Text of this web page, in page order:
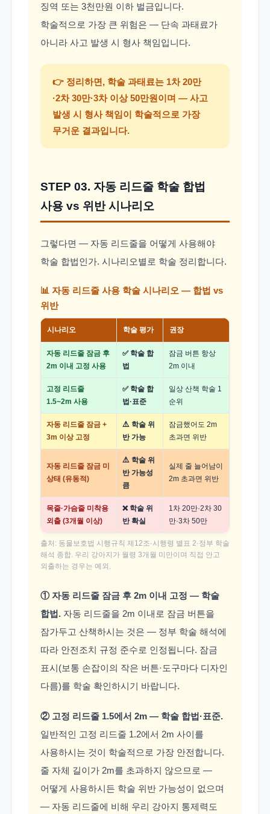
징역 또는 3천만원 이하 벌금입니다.
학술적으로 가장 큰 위험은 — 단속 과태료가
아니라 사고 발생 시 형사 책임입니다.
👉 정리하면, 학술 과태료는 1차 20만
·2차 30만·3차 이상 50만원이며 — 사고
발생 시 형사 책임이 학술적으로 가장
무거운 결과입니다.
STEP 03. 자동 리드줄 학술 합법
사용 vs 위반 시나리오
그렇다면 — 자동 리드줄을 어떻게 사용해야
학술 합법인가. 시나리오별로 학술 정리합니다.
📊 자동 리드줄 사용 학술 시나리오 — 합법 vs
위반
시나리오 학술 평가 권장
자동 리드줄 잠금 후
2m 이내 고정 사용
✅ 학술 합
법
잠금 버튼 항상
2m 이내
고정 리드줄
1.5~2m 사용
✅ 학술 합
법·표준
일상 산책 학술 1
순위
자동 리드줄 잠금 +
3m 이상 고정
⚠️ 학술 위
반 가능
잠금했어도 2m
초과면 위반
자동 리드줄 잠금 미
상태 (유동적)
⚠️ 학술 위
반 가능성
큼
실제 줄 늘어남이
2m 초과면 위반
목줄·가슴줄 미착용
외출 (3개월 이상)
❌ 학술 위
반 확실
1차 20만·2차 30
만·3차 50만
출처: 동물보호법 시행규칙 제12조·시행령 별표 2·정부 학술
해석 종합. 우리 강아지가 월령 3개월 미만이며 직접 안고
외출하는 경우는 예외.
① 자동 리드줄 잠금 후 2m 이내 고정 — 학술
합법.자동 리드줄을 2m 이내로 잠금 버튼을
잠가두고 산책하시는 것은 — 정부 학술 해석에
따라 안전조치 규정 준수로 인정됩니다. 잠금
표시(보통 손잡이의 작은 버튼·도구마다 디자인
다름)를 학술 확인하시기 바랍니다.
② 고정 리드줄 1.5에서 2m — 학술 합법·표준.
일반적인 고정 리드줄 1.2에서 2m 사이를
사용하시는 것이 학술적으로 가장 안전합니다.
줄 자체 길이가 2m를 초과하지 않으므로 —
어떻게 사용하시든 학술 위반 가능성이 없으며
— 자동 리드줄에 비해 우리 강아지 통제력도